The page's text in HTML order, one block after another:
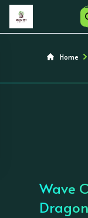
Home
Wave